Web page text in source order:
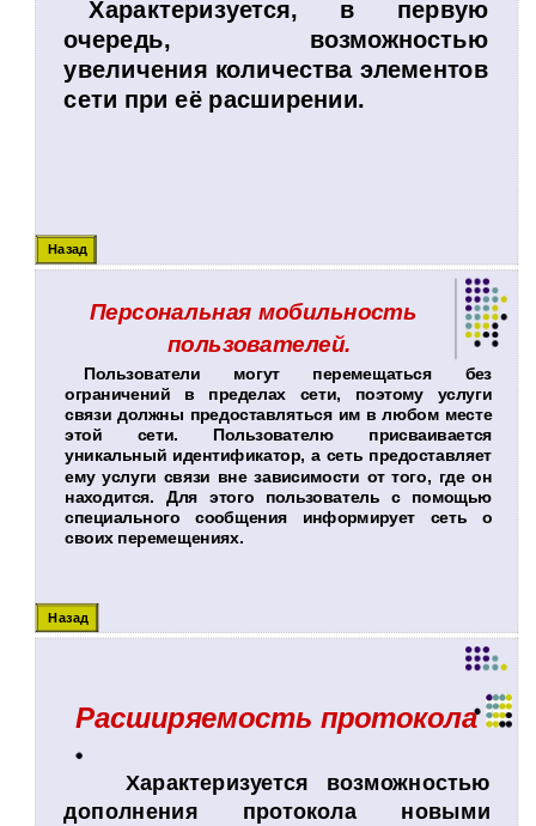
Характеризуется, в первую
очередь, возможностью
увеличения количества элементов
сети при её расширении.
Назад
Персональная мобильность
пользователей.
Пользователи могут перемещаться без
ограничений в пределах сети, поэтому услуги
связи должны предоставляться им в любом месте
этой сети. Пользователю присваивается
уникальный идентификатор, а сеть предоставляет
ему услуги связи вне зависимости от того, где он
находится. Для этого пользователь с помощью
специального сообщения информирует сеть о
своих перемещениях.
Назад
Расширяемость протокола
Характеризуется возможностью
дополнения протокола новыми